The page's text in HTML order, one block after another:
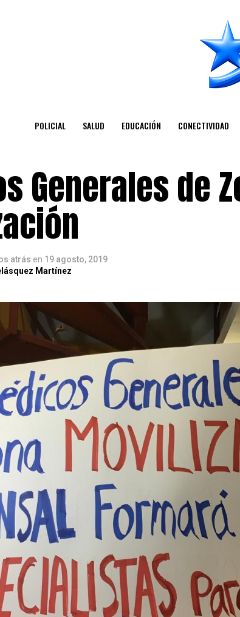
POLICIAL SALUD EDUCACIÓN CONECTIVIDAD
Generales de
atrás en 19 agosto, 2019
Martínez